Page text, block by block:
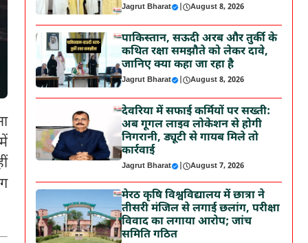
Jagrut Bharat | August 8, 2026
पाकिस्तान, सऊदी अरब और तुर्की के
कथित रक्षा समझौते को लेकर दावे,
जानिए क्या कहा जा रहा है
Jagrut Bharat | August 8, 2026
देवरिया में सफाई कर्मियों पर सख्ती:
अब गूगल लाइव लोकेशन से होगी
निगरानी, ड्यूटी से गायब मिले तो
कार्रवाई
Jagrut Bharat | August 7, 2026
मेरठ कृषि विश्वविद्यालय में छात्रा ने
तीसरी मंजिल से लगाई छलांग, परीक्षा
विवाद का लगाया आरोप; जांच
समिति गठित